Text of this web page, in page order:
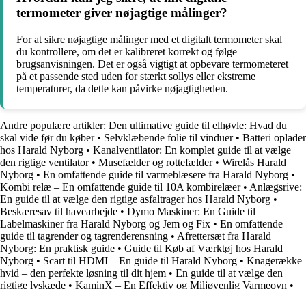
termometer giver nøjagtige målinger?
For at sikre nøjagtige målinger med et digitalt termometer skal
du kontrollere, om det er kalibreret korrekt og følge
brugsanvisningen. Det er også vigtigt at opbevare termometeret
på et passende sted uden for stærkt sollys eller ekstreme
temperaturer, da dette kan påvirke nøjagtigheden.
Andre populære artikler: Den ultimative guide til elhøvle: Hvad du
skal vide før du køber• Selvklæbende folie til vinduer• Batteri oplader
hos Harald Nyborg • Kanalventilator: En komplet guide til at vælge
den rigtige ventilator• Musefælder og rottefælder• Wirelås Harald
Nyborg • En omfattende guide til varmeblæsere fra Harald Nyborg •
Kombi relæ – En omfattende guide til 10A kombirelæer• Anlægsrive:
En guide til at vælge den rigtige asfaltrager hos Harald Nyborg •
Beskæresav til havearbejde • Dymo Maskiner: En Guide til
Labelmaskiner fra Harald Nyborg og Jem og Fix • En omfattende
guide til tagrender og tagrenderensning • Afrettersæt fra Harald
Nyborg: En praktisk guide • Guide til Køb af Værktøj hos Harald
Nyborg • Scart til HDMI – En guide til Harald Nyborg • Knagerække
hvid – den perfekte løsning til dit hjem • En guide til at vælge den
rigtige lyskæde • KaminX – En Effektiv og Miljøvenlig Varmeovn •